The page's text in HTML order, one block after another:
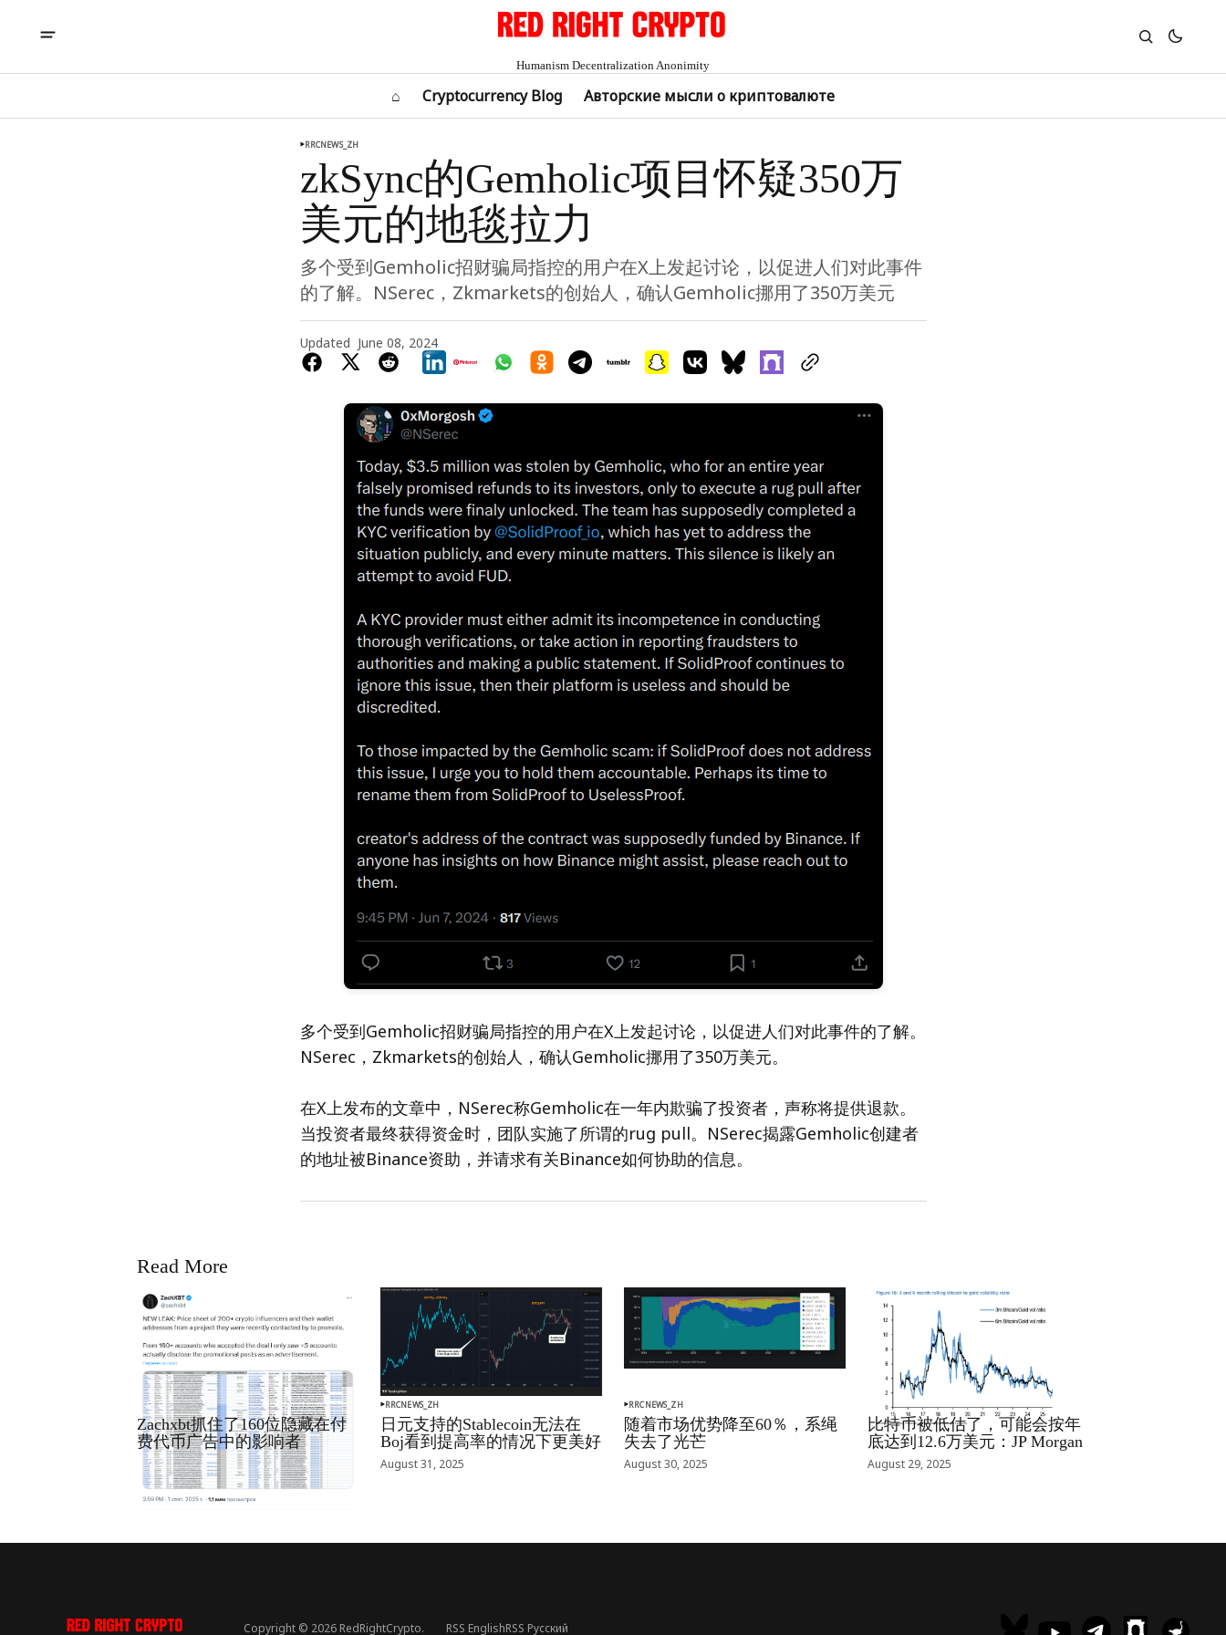
Humanism Decentralization Anonimity
⌂ Cryptocurrency Blog Авторские мысли о криптовалюте
RRCNEWS_ZH
zkSync的Gemholic项目怀疑350万
美元的地毯拉力
多个受到Gemholic招财骗局指控的用户在X上发起讨论，以促进人们对此事件
的了解。NSerec，Zkmarkets的创始人，确认Gemholic挪用了350万美元
Updated June 08, 2024
多个受到Gemholic招财骗局指控的用户在X上发起讨论，以促进人们对此事件的了解。
NSerec，Zkmarkets的创始人，确认Gemholic挪用了350万美元。
在X上发布的文章中，NSerec称Gemholic在一年内欺骗了投资者，声称将提供退款。
当投资者最终获得资金时，团队实施了所谓的rug pull。NSerec揭露Gemholic创建者
的地址被Binance资助，并请求有关Binance如何协助的信息。
Read More
RRCNEWS_ZH
Zachxbt抓住了160位隐藏在付
费代币广告中的影响者
September 01, 2025
RRCNEWS_ZH
日元支持的Stablecoin无法在
Boj看到提高率的情况下更美好
August 31, 2025
RRCNEWS_ZH
随着市场优势降至60％，系绳
失去了光芒
August 30, 2025
RRCNEWS_ZH
比特币被低估了，可能会按年
底达到12.6万美元：JP Morgan
August 29, 2025
Copyright © 2026 RedRightCrypto. RSS EnglishRSS Русский